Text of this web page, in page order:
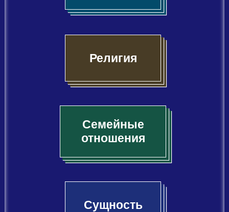
Религия
Семейные
отношения
Сущность